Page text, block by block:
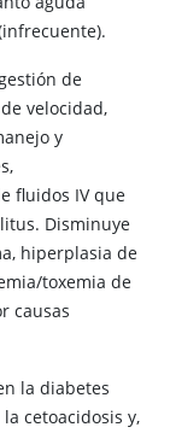
de
velocidad,
y
fluidos IV que
Disminuye
hiperplasia de
toxemia de
causas
la diabetes
cetoacidosis y,